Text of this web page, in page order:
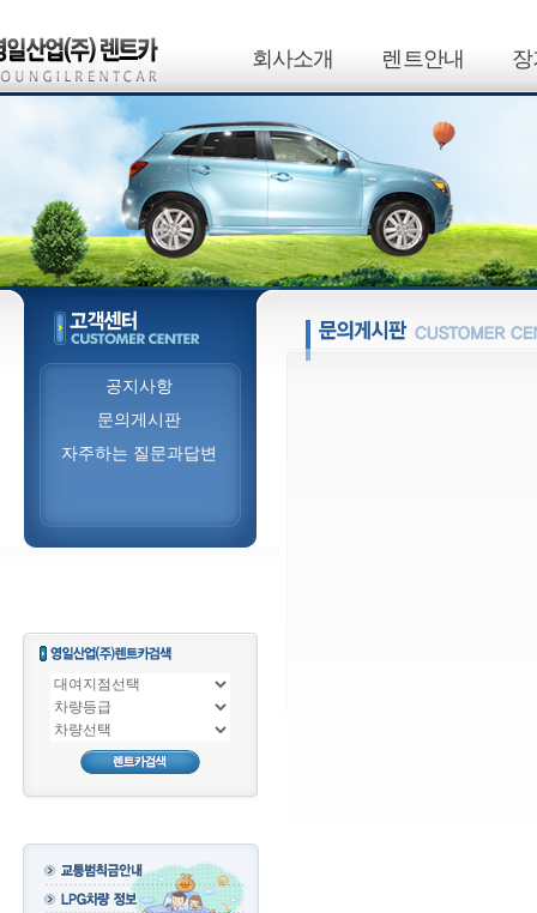
회사소개 렌트안내
공지사항
문의게시판
자주하는 질문과답변